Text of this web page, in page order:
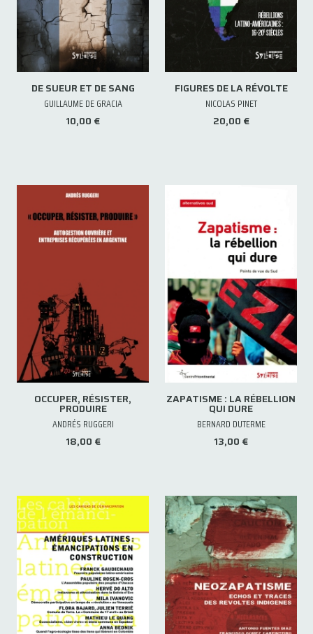
DE SUEUR ET DE SANG
GUILLAUME DE GRACIA
10,00 €
FIGURES DE LA RÉVOLTE
NICOLAS PINET
20,00 €
OCCUPER, RÉSISTER,
PRODUIRE
ANDRÉS RUGGERI
18,00 €
ZAPATISME : LA RÉBELLION
QUI DURE
BERNARD DUTERME
13,00 €